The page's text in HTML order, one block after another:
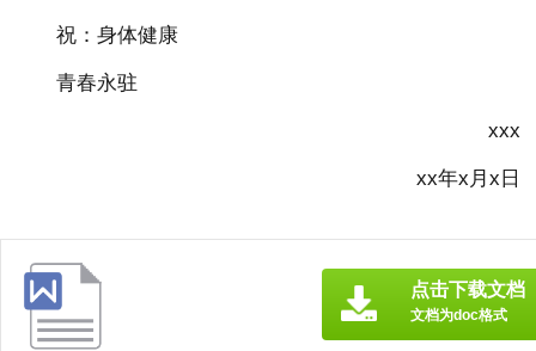
祝：身体健康
青春永驻
xxx
xx年x月x日
点击下载文档
文档为doc格式